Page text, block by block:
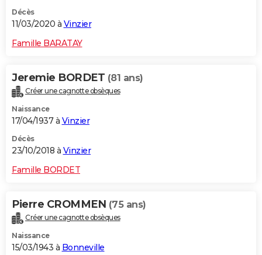
Décès
11/03/2020 à Vinzier
Famille BARATAY
Jeremie BORDET (81 ans)
Créer une cagnotte obsèques
Naissance
17/04/1937 à Vinzier
Décès
23/10/2018 à Vinzier
Famille BORDET
Pierre CROMMEN (75 ans)
Créer une cagnotte obsèques
Naissance
15/03/1943 à Bonneville